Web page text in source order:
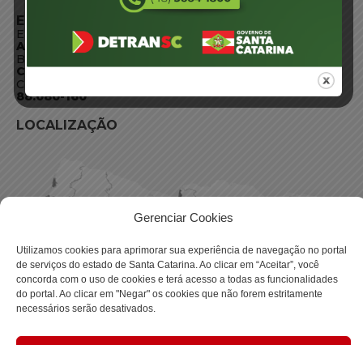
Gerenciar Cookies
Utilizamos cookies para aprimorar sua experiência de navegação no portal
de serviços do estado de Santa Catarina. Ao clicar em “Aceitar”, você
concorda com o uso de cookies e terá acesso a todas as funcionalidades
do portal. Ao clicar em "Negar" os cookies que não forem estritamente
necessários serão desativados.
ENDEREÇO
Endereço:
Av. Almirante Tamandaré - 480
Bairro:
Coqueiros, Florianópolis SC
CEP:
88.080-160
LOCALIZAÇÃO